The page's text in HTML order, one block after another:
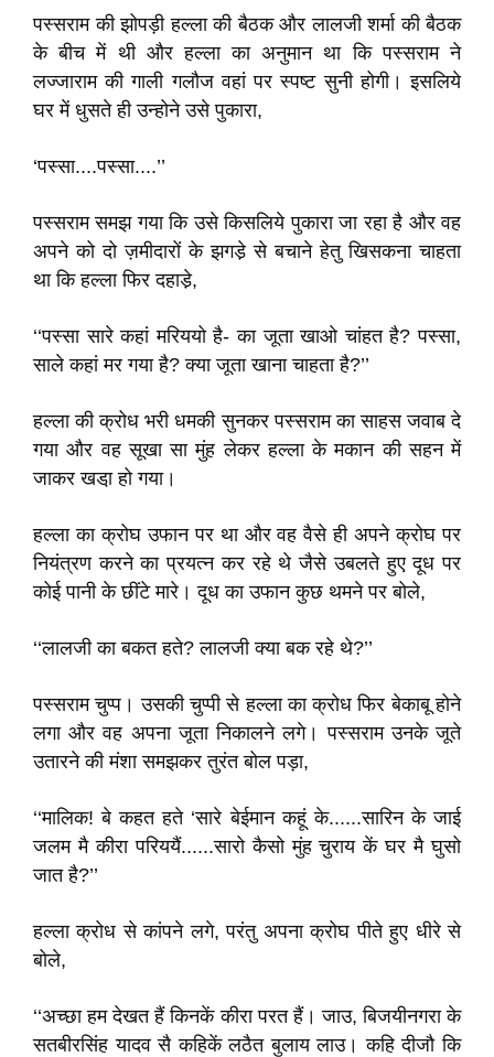
पस्सराम की झोपड़ी हल्ला की बैठक और लालजी शर्मा की बैठक
के बीच में थी और हल्ला का अनुमान था कि पस्सराम ने
लज्जाराम की गाली गलौज वहां पर स्पष्ट सुनी होगी। इसलिये
घर में धुसते ही उन्होने उसे पुकारा,
‘पस्सा....पस्सा....’’
पस्सराम समझ गया कि उसे किसलिये पुकारा जा रहा है और वह
अपने को दो ज़मीदारों के झगडे़ से बचाने हेतु खिसकना चाहता
था कि हल्ला फिर दहाडे़,
‘‘पस्सा सारे कहां मरिययो है- का जूता खाओ चांहत है? पस्सा,
साले कहां मर गया है? क्या जूता खाना चाहता है?’’
हल्ला की क्रोध भरी धमकी सुनकर पस्सराम का साहस जवाब दे
गया और वह सूखा सा मुंह लेकर हल्ला के मकान की सहन में
जाकर खडा़ हो गया।
हल्ला का क्रोघ उफान पर था और वह वैसे ही अपने क्रोघ पर
नियंत्रण करने का प्रयत्न कर रहे थे जैसे उबलते हुए दूध पर
कोई पानी के छींटे मारे। दूध का उफान कुछ थमने पर बोले,
‘‘लालजी का बकत हते? लालजी क्या बक रहे थे?’’
पस्सराम चुप्प। उसकी चुप्पी से हल्ला का क्रोध फिर बेकाबू होने
लगा और वह अपना जूता निकालने लगे। पस्सराम उनके जूते
उतारने की मंशा समझकर तुरंत बोल पड़ा,
‘‘मालिक! बे कहत हते ‘सारे बेईमान कहूं के......सारिन के जाई
जलम मै कीरा परिययैं......सारो कैसो मुंह चुराय कें घर मै घुसो
जात है?’’
हल्ला क्रोध से कांपने लगे, परंतु अपना क्रोघ पीते हुए धीरे से
बोले,
‘‘अच्छा हम देखत हैं किनकें कीरा परत हैं। जाउ, बिजयीनगरा के
सतबीरसिंह यादव सै कहिकें लठैत बुलाय लाउ। कहि दीजौ कि